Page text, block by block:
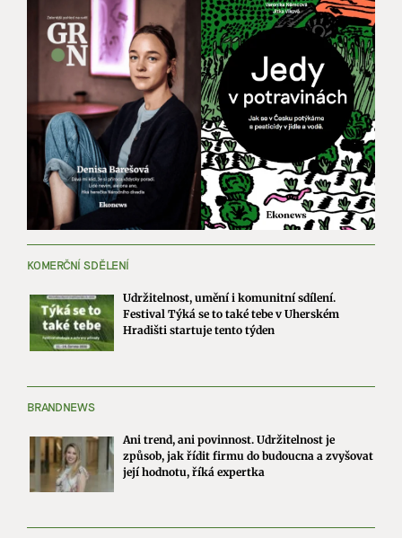
KOMERČNÍ SDĚLENÍ
Udržitelnost, umění i komunitní sdílení.
Festival Týká se to také tebe v Uherském
Hradišti startuje tento týden
BRANDNEWS
Ani trend, ani povinnost. Udržitelnost je
způsob, jak řídit firmu do budoucna a zvyšovat
její hodnotu, říká expertka